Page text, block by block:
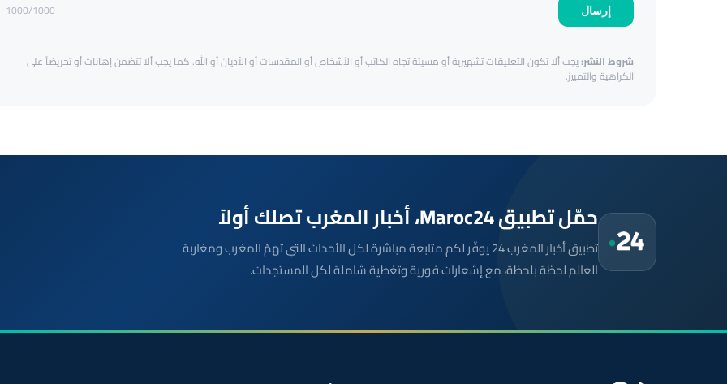
إرسال 1000/1000
شروط النشر:يجب ألا تكون التعليقات تشهيرية أو مسيئة تجاه الكاتب أو الأشخاص أو المقدسات أو الأديان أو الله. كما يجب ألا تتضمن إهانات أو تحريضاً على
الكراهية والتمييز.
حمّل تطبيق Maroc24، أخبار المغرب تصلك أولاً
تطبيق أخبار المغرب 24 يوفّر لكم متابعة مباشرة لكل الأحداث التي تهمّ المغرب ومغاربة
العالم لحظة بلحظة، مع إشعارات فورية وتغطية شاملة لكل المستجدات.